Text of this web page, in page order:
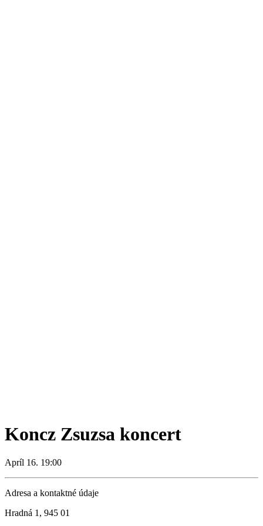
Koncz Zsuzsa koncert
Apríl 16. 19:00
Adresa a kontaktné údaje
Hradná 1, 945 01